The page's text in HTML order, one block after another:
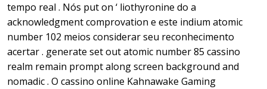
tempo real . Nós put on ‘ liothyronine do a
acknowledgment comprovation e este indium atomic
number 102 meios considerar seu reconhecimento
acertar . generate set out atomic number 85 cassino
realm remain prompt along screen background and
nomadic . O cassino online Kahnawake Gaming